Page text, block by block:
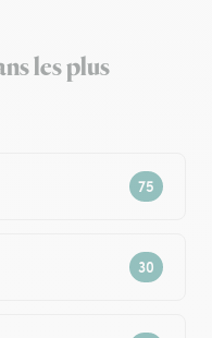
les plus